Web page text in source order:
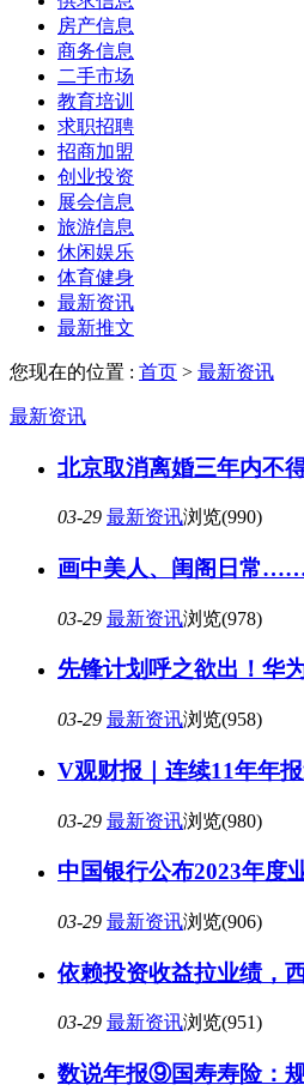
房产信息
商务信息
二手市场
教育培训
求职招聘
招商加盟
创业投资
展会信息
旅游信息
休闲娱乐
体育健身
最新资讯
最新推文
您现在的位置 : 首页 > 最新资讯
最新资讯
北京取消离婚三年内不
03-29 最新资讯浏览(990)
画中美人、闺阁日常
03-29 最新资讯浏览(978)
先锋计划呼之欲出！华
03-29 最新资讯浏览(958)
V观财报｜连续11年年
03-29 最新资讯浏览(980)
中国银行公布2023年度
03-29 最新资讯浏览(906)
依赖投资收益拉业绩，
03-29 最新资讯浏览(951)
数说年报⑨国寿寿险：